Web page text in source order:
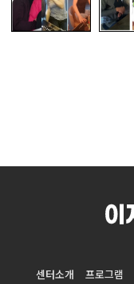
센터소개 프로그램